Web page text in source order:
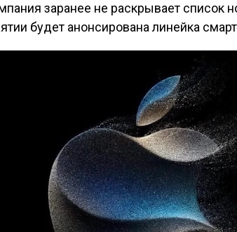
заранее не раскрывает список
будет анонсирована линейка